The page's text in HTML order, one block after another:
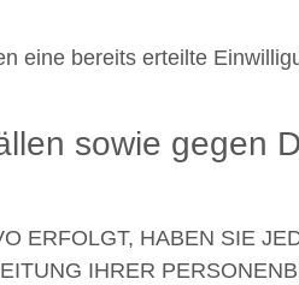
eine bereits erteilte
sowie gegen
ERFOLGT, HABEN SIE
IHRER